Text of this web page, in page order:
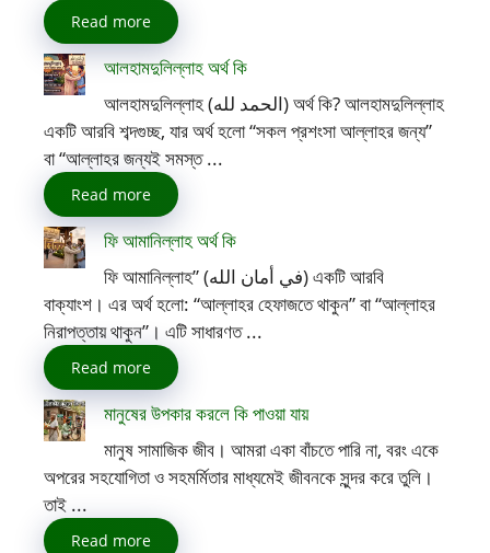
Read more
আলহামদুলিল্লাহ অর্থ কি
আলহামদুলিল্লাহ (الحمد لله) অর্থ কি? আলহামদুলিল্লাহ
একটি আরবি শব্দগুচ্ছ, যার অর্থ হলো “সকল প্রশংসা আল্লাহর জন্য”
বা “আল্লাহর জন্যই সমস্ত ...
Read more
ফি আমানিল্লাহ অর্থ কি
ফি আমানিল্লাহ” (في أمان الله) একটি আরবি
বাক্যাংশ। এর অর্থ হলো: “আল্লাহর হেফাজতে থাকুন” বা “আল্লাহর
নিরাপত্তায় থাকুন”। এটি সাধারণত ...
Read more
মানুষের উপকার করলে কি পাওয়া যায়
মানুষ সামাজিক জীব। আমরা একা বাঁচতে পারি না, বরং একে
অপরের সহযোগিতা ও সহমর্মিতার মাধ্যমেই জীবনকে সুন্দর করে তুলি।
তাই ...
Read more